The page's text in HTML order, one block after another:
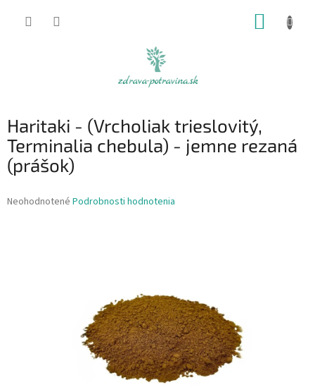
Haritaki - (Vrcholiak trieslovitý,
Terminalia chebula) - jemne rezaná
(prášok)
Priemerné
Neohodnotené Podrobnosti hodnotenia